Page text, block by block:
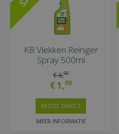
KB Vlekken Reiniger
Spray 500ml
€6,99
€1,00
MEER INFORMATIE
BESTEL DIRECT